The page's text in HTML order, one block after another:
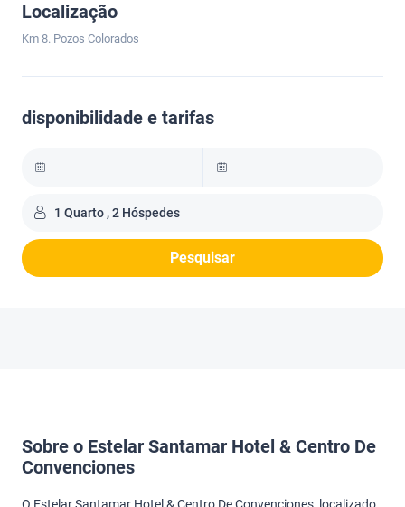
Localização
Km 8. Pozos Colorados
disponibilidade e tarifas
1 Quarto , 2 Hóspedes
Pesquisar
Sobre o Estelar Santamar Hotel & Centro De
Convenciones